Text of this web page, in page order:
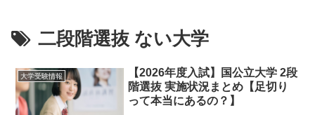
二段階選抜 ない大学
大学受験情報
【2026年度入試】国公立大学 2段
階選抜 実施状況まとめ【足切り
って本当にあるの？】